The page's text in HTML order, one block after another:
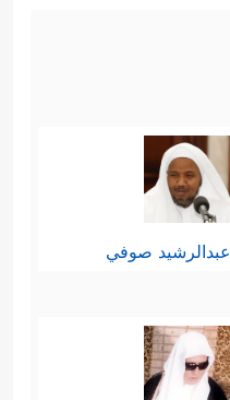
عبدالرشيد صوفي